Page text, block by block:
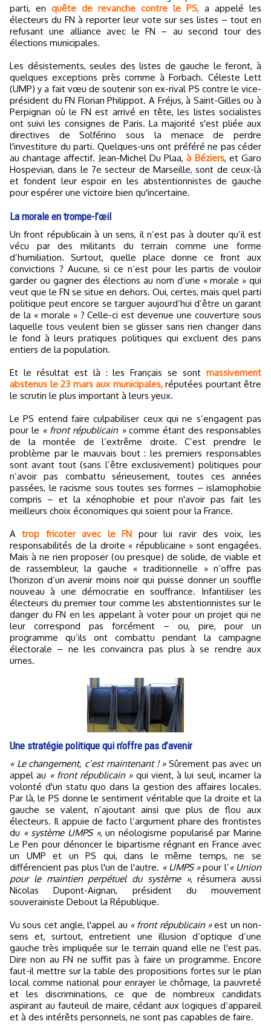
parti, en quête de revanche contre le PS, a appelé les
électeurs du FN à reporter leur vote sur ses listes – tout en
refusant une alliance avec le FN – au second tour des
élections municipales.
Les désistements, seules des listes de gauche le feront, à
quelques exceptions près comme à Forbach. Céleste Lett
(UMP) y a fait vœu de soutenir son ex-rival PS contre le vice-
président du FN Florian Philippot. A Fréjus, à Saint-Gilles ou à
Perpignan où le FN est arrivé en tête, les listes socialistes
ont suivi les consignes de Paris. La majorité s'est pliée aux
directives de Solférino sous la menace de perdre
l'investiture du parti. Quelques-uns ont préféré ne pas céder
au chantage affectif. Jean-Michel Du Plaa,à Béziers, et Garo
Hospevian, dans le 7e secteur de Marseille, sont de ceux-là
et fondent leur espoir en les abstentionnistes de gauche
pour espérer une victoire bien qu'incertaine.
La morale en trompe-l’œil
Un front républicain à un sens, il n’est pas à douter qu’il est
vécu par des militants du terrain comme une forme
d’humiliation. Surtout, quelle place donne ce front aux
convictions ? Aucune, si ce n’est pour les partis de vouloir
garder ou gagner des élections au nom d’une « morale » qui
veut que le FN se situe en dehors. Oui, certes, mais quel parti
politique peut encore se targuer aujourd’hui d’être un garant
de la « morale » ? Celle-ci est devenue une couverture sous
laquelle tous veulent bien se glisser sans rien changer dans
le fond à leurs pratiques politiques qui excluent des pans
entiers de la population.
Et le résultat est là : les Français se sont massivement
abstenus le 23 mars aux municipales,réputées pourtant être
le scrutin le plus important à leurs yeux.
Le PS entend faire culpabiliser ceux qui ne s’engagent pas
pour le « front républicain »comme étant des responsables
de la montée de l’extrême droite. C’est prendre le
problème par le mauvais bout : les premiers responsables
sont avant tout (sans l’être exclusivement) politiques pour
n’avoir pas combattu sérieusement, toutes ces années
passées, le racisme sous toutes ses formes – islamophobie
compris – et la xénophobie et pour n'avoir pas fait les
meilleurs choix économiques qui soient pour la France.
Atrop fricoter avec le FN pour lui ravir des voix, les
responsabilités de la droite « républicaine » sont engagées.
Mais à ne rien proposer (ou presque) de solide, de viable et
de rassembleur, la gauche « traditionnelle » n’offre pas
l'horizon d’un avenir moins noir qui puisse donner un souffle
nouveau à une démocratie en souffrance. Infantiliser les
électeurs du premier tour comme les abstentionnistes sur le
danger du FN en les appelant à voter pour un projet qui ne
leur correspond pas forcément – ou, pire, pour un
programme qu’ils ont combattu pendant la campagne
électorale – ne les convaincra pas plus à se rendre aux
urnes.
Une stratégie politique qui n’offre pas d’avenir
« Le changement, c’est maintenant ! »Sûrement pas avec un
appel au « front républicain »qui vient, à lui seul, incarner la
volonté d'un statu quo dans la gestion des affaires locales.
Par là, le PS donne le sentiment véritable que la droite et la
gauche se valent, n’ajoutant ainsi que plus de flou aux
électeurs. Il appuie de facto l’argument phare des frontistes
du « système UMPS », un néologisme popularisé par Marine
Le Pen pour dénoncer le bipartisme régnant en France avec
un UMP et un PS qui, dans le même temps, ne se
différencient pas plus l'un de l'autre. « UMPS »pour l’« Union
pour le maintien perpétuel du système », résumera aussi
Nicolas Dupont-Aignan, président du mouvement
souverainiste Debout la République.
Vu sous cet angle, l'appel au « front républicain »est un non-
sens et, surtout, entretient une illusion d’optique d’une
gauche très impliquée sur le terrain quand elle ne l'est pas.
Dire non au FN ne suffit pas à faire un programme. Encore
faut-il mettre sur la table des propositions fortes sur le plan
local comme national pour enrayer le chômage, la pauvreté
et les discriminations, ce que de nombreux candidats
aspirant au fauteuil de maire, cédant aux logiques d’appareil
et à des intérêts personnels, ne sont pas capables de faire.